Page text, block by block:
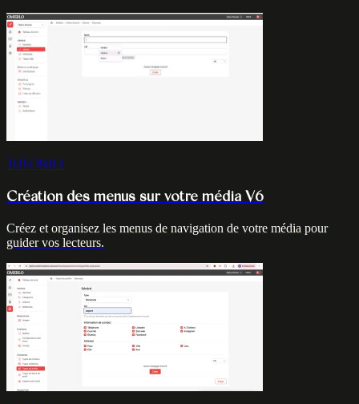
TUTORIEL
Création des menus sur votre média V6
Créez et organisez les menus de navigation de votre média pour
guider vos lecteurs.